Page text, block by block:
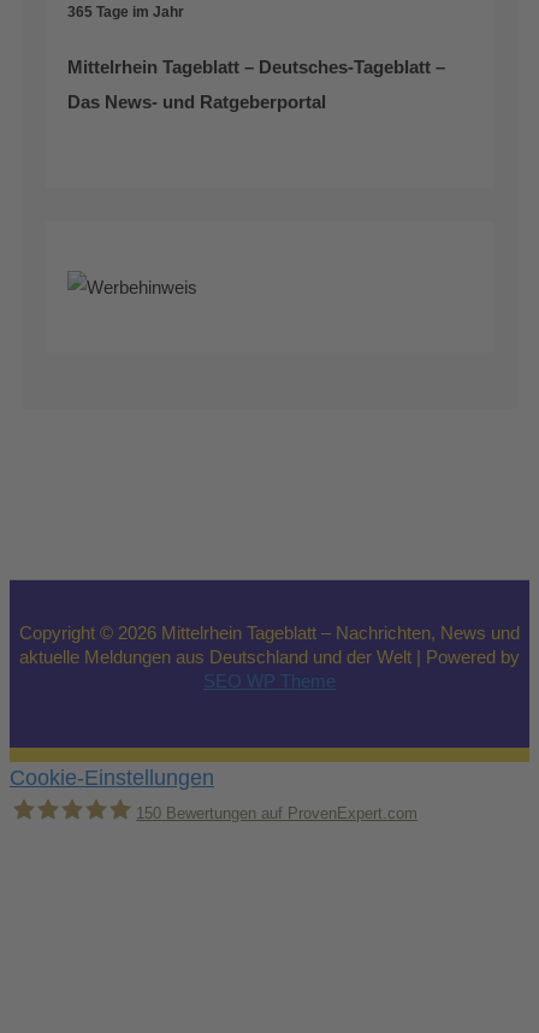
365 Tage im Jahr
Mittelrhein Tageblatt – Deutsches-Tageblatt –
Das News- und Ratgeberportal
Copyright © 2026 Mittelrhein Tageblatt – Nachrichten, News und
aktuelle Meldungen aus Deutschland und der Welt | Powered by
SEO WP Theme
Cookie-Einstellungen
150 Bewertungen auf ProvenExpert.com